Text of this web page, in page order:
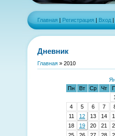
Главная | Регистрация | Вход |
Дневник
Главная » 2010
Пн
Вт Ср Чт
4
5 6 7
11
12 13 14
18
19 20 21